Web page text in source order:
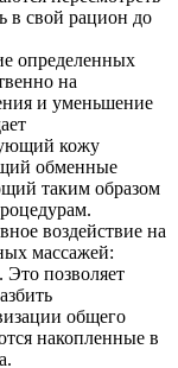
в свой рацион до
определенных
на
и уменьшение
кожу
обменные
таким образом
воздействие на
массажей:
позволяет
общего
накопленные в